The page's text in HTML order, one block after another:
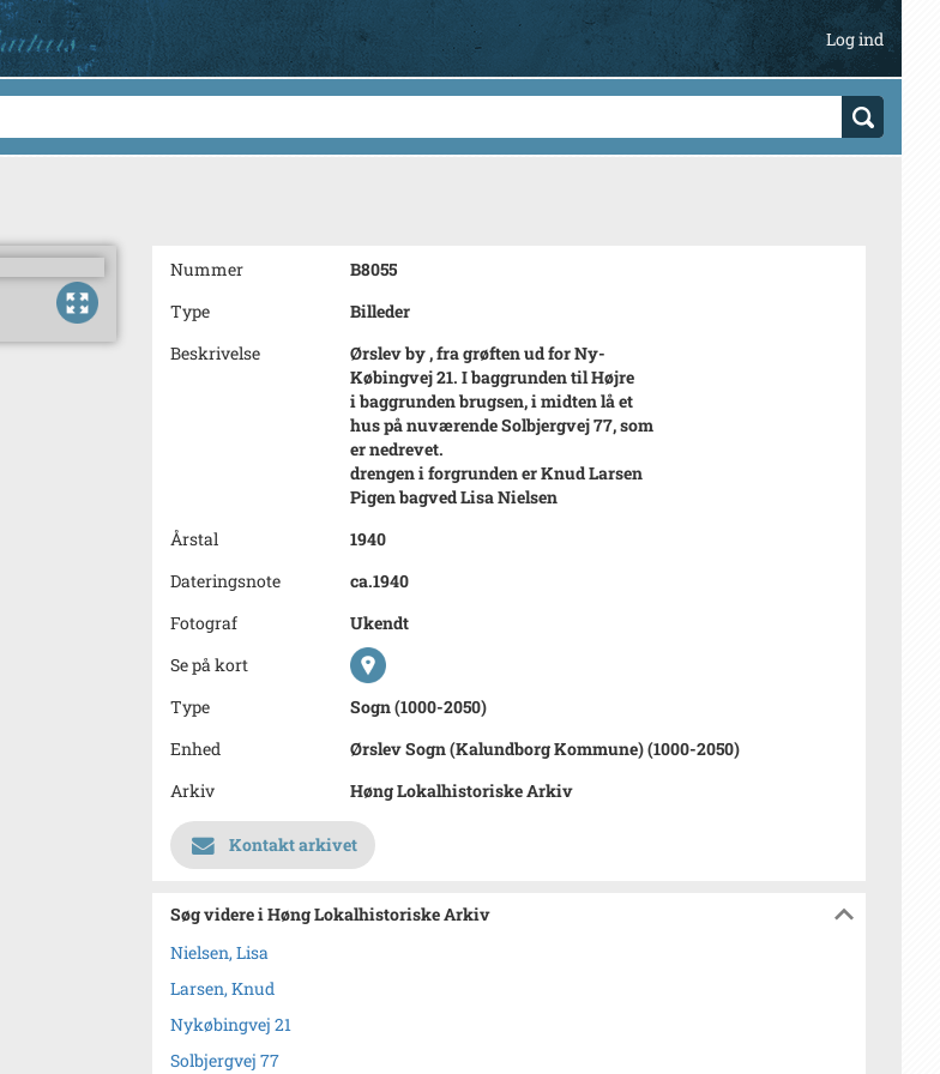
Log ind
Nummer
B8055
Type
Billeder
Beskrivelse
Ørslev by , fra grøften ud for Ny-
Købingvej 21. I baggrunden til Højre
i baggrunden brugsen, i midten lå et
hus på nuværende Solbjergvej 77, som
er nedrevet.
drengen i forgrunden er Knud Larsen
Pigen bagved Lisa Nielsen
Årstal
1940
Dateringsnote
ca.1940
Fotograf
Ukendt
Se på kort
Type
Sogn (1000-2050)
Enhed
Ørslev Sogn (Kalundborg Kommune) (1000-2050)
Arkiv
Høng Lokalhistoriske Arkiv
Kontakt arkivet
Søg videre i Høng Lokalhistoriske Arkiv
Nielsen, Lisa
Larsen, Knud
Nykøbingvej 21
Solbjergvej 77